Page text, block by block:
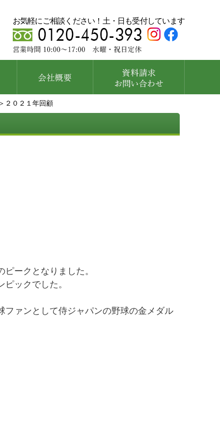
お気軽にご相談ください！土・日も受付しています
＞２０２１年回顧
ークとなりました。
ックでした。
ァンとして侍ジャパンの野球の金メダル